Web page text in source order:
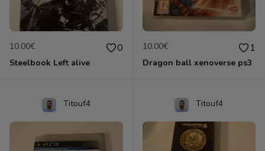
10.00€ 0
Steelbook Left alive
10.00€ 1
Dragon ball xenoverse ps3
Titouf4 Titouf4